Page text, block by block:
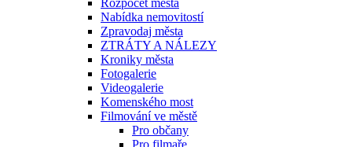
Rozpočet města
Nabídka nemovitostí
Zpravodaj města
ZTRÁTY A NÁLEZY
Kroniky města
Fotogalerie
Videogalerie
Komenského most
Filmování ve městě
Pro občany
Pro filmaře